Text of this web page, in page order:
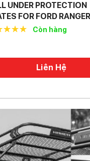
UNDER PROTECTION
FOR FORD RANGER
Còn hàng
Liên Hệ